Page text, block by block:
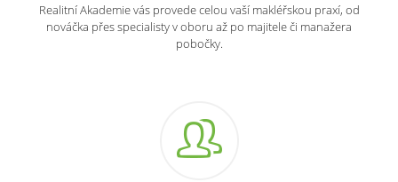
Realitní Akademie vás provede celou vaší makléřskou praxí, od
nováčka přes specialisty v oboru až po majitele či manažera
pobočky.